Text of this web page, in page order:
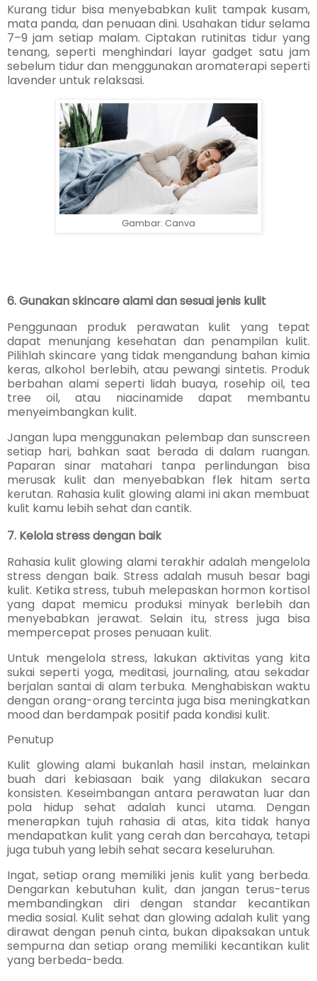
Kurang tidur bisa menyebabkan kulit tampak kusam,
mata panda, dan penuaan dini. Usahakan tidur selama
7–9 jam setiap malam. Ciptakan rutinitas tidur yang
tenang, seperti menghindari layar gadget satu jam
sebelum tidur dan menggunakan aromaterapi seperti
lavender untuk relaksasi.
Gambar: Canva
6. Gunakan skincare alami dan sesuai jenis kulit
Penggunaan produk perawatan kulit yang tepat
dapat menunjang kesehatan dan penampilan kulit.
Pilihlah skincare yang tidak mengandung bahan kimia
keras, alkohol berlebih, atau pewangi sintetis. Produk
berbahan alami seperti lidah buaya, rosehip oil, tea
tree oil, atau niacinamide dapat membantu
menyeimbangkan kulit.
Jangan lupa menggunakan pelembap dan sunscreen
setiap hari, bahkan saat berada di dalam ruangan.
Paparan sinar matahari tanpa perlindungan bisa
merusak kulit dan menyebabkan flek hitam serta
kerutan. Rahasia kulit glowing alami ini akan membuat
kulit kamu lebih sehat dan cantik.
7. Kelola stress dengan baik
Rahasia kulit glowing alami terakhir adalah mengelola
stress dengan baik. Stress adalah musuh besar bagi
kulit. Ketika stress, tubuh melepaskan hormon kortisol
yang dapat memicu produksi minyak berlebih dan
menyebabkan jerawat. Selain itu, stress juga bisa
mempercepat proses penuaan kulit.
Untuk mengelola stress, lakukan aktivitas yang kita
sukai seperti yoga, meditasi, journaling, atau sekadar
berjalan santai di alam terbuka. Menghabiskan waktu
dengan orang-orang tercinta juga bisa meningkatkan
mood dan berdampak positif pada kondisi kulit.
Penutup
Kulit glowing alami bukanlah hasil instan, melainkan
buah dari kebiasaan baik yang dilakukan secara
konsisten. Keseimbangan antara perawatan luar dan
pola hidup sehat adalah kunci utama. Dengan
menerapkan tujuh rahasia di atas, kita tidak hanya
mendapatkan kulit yang cerah dan bercahaya, tetapi
juga tubuh yang lebih sehat secara keseluruhan.
Ingat, setiap orang memiliki jenis kulit yang berbeda.
Dengarkan kebutuhan kulit, dan jangan terus-terus
membandingkan diri dengan standar kecantikan
media sosial. Kulit sehat dan glowing adalah kulit yang
dirawat dengan penuh cinta, bukan dipaksakan untuk
sempurna dan setiap orang memiliki kecantikan kulit
yang berbeda-beda.